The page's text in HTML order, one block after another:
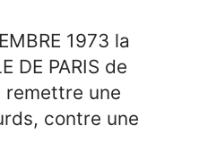
1973 la
DE PARIS de
remettre une
contre une